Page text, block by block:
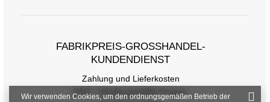
FABRIKPREIS-GROSSHANDEL-K
UNDENDIENST
Zahlung und Lieferkosten
FAQ - Häufig gestellte Fragen
Wir verwenden Cookies, um den ordnungsgemäßen Betrieb der